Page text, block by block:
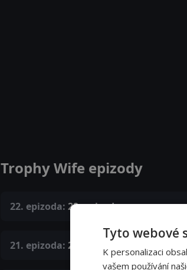
Trophy Wife epizody
22. epizoda: 22. epizoda
21. epizoda: 21. epizoda
Tyto webové
K personalizaci
vašem používání